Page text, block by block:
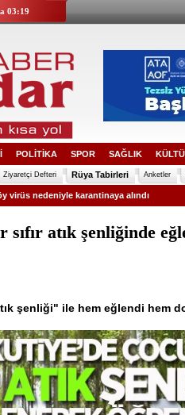
03:19
POLİTİKA SPOR SAĞLIK
Ziyaretçi Defteri Rüya Tabirleri Anketler
virüs nedeniyle karantinaya alındı
sıfır atık şenliğinde
şenliği" ile hem eğlendi hem